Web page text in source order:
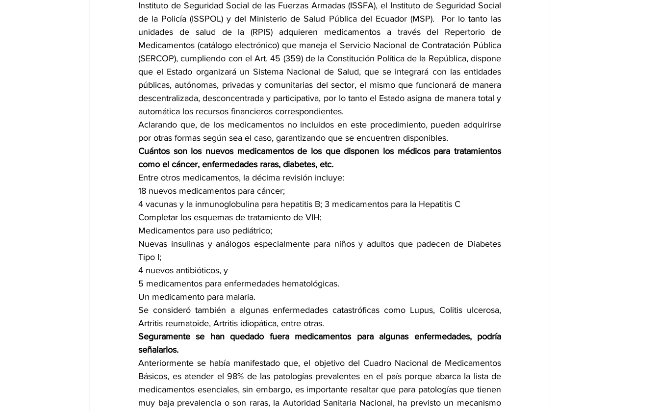
Instituto de Seguridad Social de las Fuerzas Armadas (ISSFA), el Instituto de Seguridad Social
de la Policía (ISSPOL) y del Ministerio de Salud Pública del Ecuador (MSP).  Por lo tanto las
unidades de salud de la (RPIS) adquieren medicamentos a través del Repertorio de
Medicamentos (catálogo electrónico) que maneja el Servicio Nacional de Contratación Pública
(SERCOP), cumpliendo con el Art. 45 (359) de la Constitución Política de la República, dispone
que el Estado organizará un Sistema Nacional de Salud, que se integrará con las entidades
públicas, autónomas, privadas y comunitarias del sector, el mismo que funcionará de manera
descentralizada, desconcentrada y participativa, por lo tanto el Estado asigna de manera total y
automática los recursos financieros correspondientes.
Aclarando que, de los medicamentos no incluidos en este procedimiento, pueden adquirirse
por otras formas según sea el caso, garantizando que se encuentren disponibles.
Cuántos son los nuevos medicamentos de los que disponen los médicos para tratamientos
como el cáncer, enfermedades raras, diabetes, etc.
Entre otros medicamentos, la décima revisión incluye:
18 nuevos medicamentos para cáncer;
4 vacunas y la inmunoglobulina para hepatitis B; 3 medicamentos para la Hepatitis C
Completar los esquemas de tratamiento de VIH;
Medicamentos para uso pediátrico;
Nuevas insulinas y análogos especialmente para niños y adultos que padecen de Diabetes
Tipo I;
4 nuevos antibióticos, y
5 medicamentos para enfermedades hematológicas.
Un medicamento para malaria.
Se consideró también a algunas enfermedades catastróficas como Lupus, Colitis ulcerosa,
Artritis reumatoide, Artritis idiopática, entre otras.
Seguramente se han quedado fuera medicamentos para algunas enfermedades, podría
señalarlos.
Anteriormente se había manifestado que, el objetivo del Cuadro Nacional de Medicamentos
Básicos, es atender el 98% de las patologías prevalentes en el país porque abarca la lista de
medicamentos esenciales, sin embargo, es importante resaltar que para patologías que tienen
muy baja prevalencia o son raras, la Autoridad Sanitaria Nacional, ha previsto un mecanismo